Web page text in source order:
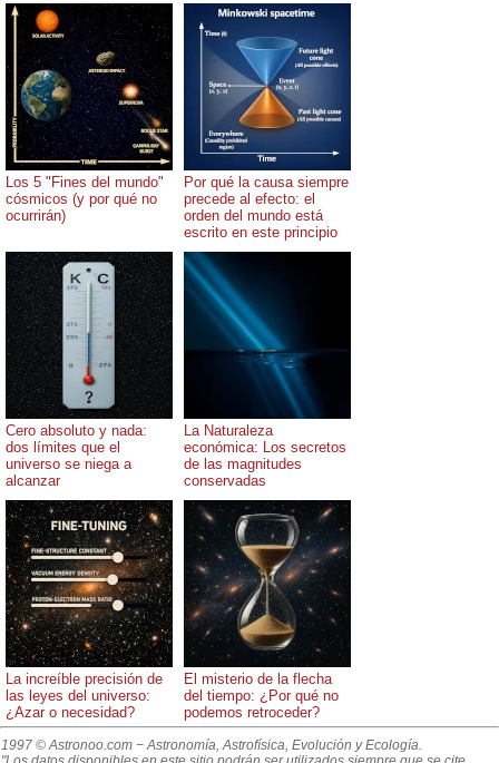
Los 5 "Fines del mundo"
cósmicos (y por qué no
ocurrirán)
Por qué la causa siempre
precede al efecto: el
orden del mundo está
escrito en este principio
Cero absoluto y nada:
dos límites que el
universo se niega a
alcanzar
La Naturaleza
económica: Los secretos
de las magnitudes
conservadas
La increíble precisión de
las leyes del universo:
¿Azar o necesidad?
El misterio de la flecha
del tiempo: ¿Por qué no
podemos retroceder?
1997 © Astronoo.com − Astronomía, Astrofísica, Evolución y Ecología.